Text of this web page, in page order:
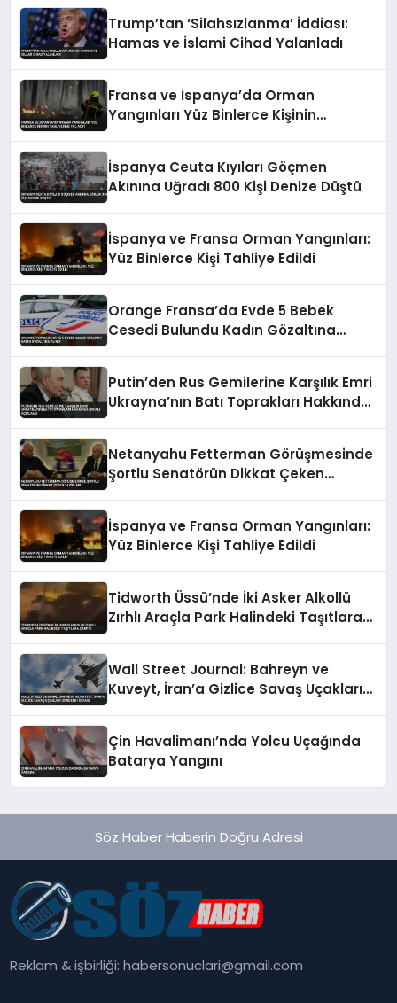
Trump’tan ‘Silahsızlanma’ İddiası:
Hamas ve İslami Cihad Yalanladı
Fransa ve İspanya’da Orman
Yangınları Yüz Binlerce Kişinin
İspanya Ceuta Kıyıları Göçmen
Akınına Uğradı 800 Kişi Denize Düştü
İspanya ve Fransa Orman Yangınları:
Yüz Binlerce Kişi Tahliye Edildi
Orange Fransa’da Evde 5 Bebek
Cesedi Bulundu Kadın Gözaltına
Putin’den Rus Gemilerine Karşılık Emri
Ukrayna’nın Batı Toprakları Hakkında
Netanyahu Fetterman Görüşmesinde
Şortlu Senatörün Dikkat Çeken
İspanya ve Fransa Orman Yangınları:
Yüz Binlerce Kişi Tahliye Edildi
Tidworth Üssü’nde İki Asker Alkollü
Zırhlı Araçla Park Halindeki Taşıtlara
Wall Street Journal: Bahreyn ve
Kuveyt, İran’a Gizlice Savaş Uçakları
Çin Havalimanı’nda Yolcu Uçağında
Batarya Yangını
Söz Haber Haberin Doğru Adresi
Reklam & işbirliği:habersonuclari@gmail.com